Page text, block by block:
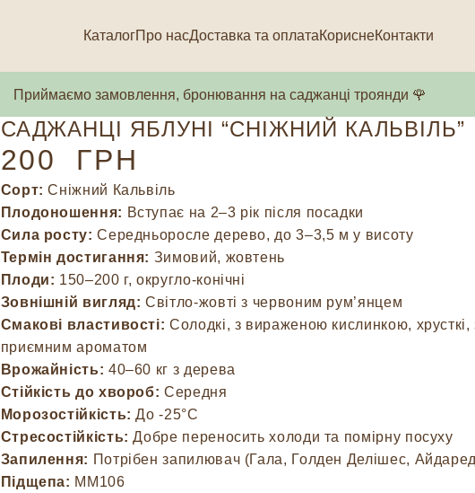
КаталогПро насДоставка та оплатаКориснеКонтакти
Приймаємо замовлення, бронювання на саджанці троянди 🌹
САДЖАНЦІ ЯБЛУНІ “СНІЖНИЙ КАЛЬВІЛЬ”
200 ГРН
Сорт: Сніжний Кальвіль
Плодоношення: Вступає на 2–3 рік після посадки
Сила росту: Середньоросле дерево, до 3–3,5 м у висоту
Термін достигання: Зимовий, жовтень
Плоди: 150–200 г, округло-конічні
Зовнішній вигляд: Світло-жовті з червоним рум’янцем
Смакові властивості: Солодкі, з вираженою кислинкою, хрусткі,
приємним ароматом
Врожайність: 40–60 кг з дерева
Стійкість до хвороб: Середня
Морозостійкість: До -25°C
Стресостійкість: Добре переносить холоди та помірну посуху
Запилення: Потрібен запилювач (Гала, Голден Делішес,
Підщепа: ММ106